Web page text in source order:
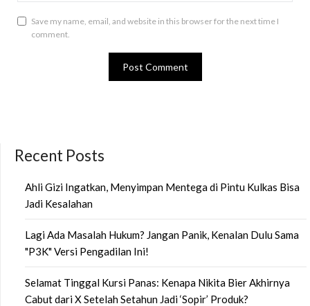
Save my name, email, and website in this browser for the next time I
comment.
Recent Posts
Ahli Gizi Ingatkan, Menyimpan Mentega di Pintu Kulkas Bisa
Jadi Kesalahan
Lagi Ada Masalah Hukum? Jangan Panik, Kenalan Dulu Sama
"P3K" Versi Pengadilan Ini!
Selamat Tinggal Kursi Panas: Kenapa Nikita Bier Akhirnya
Cabut dari X Setelah Setahun Jadi ‘Sopir’ Produk?